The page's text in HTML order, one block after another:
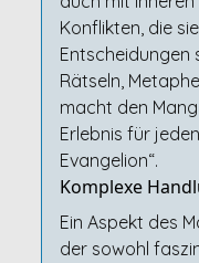
Konflikten, die
Entscheidungen
Rätseln,
macht den
Erlebnis für
Evangelion“.
Komplexe
Ein Aspekt des
der sowohl